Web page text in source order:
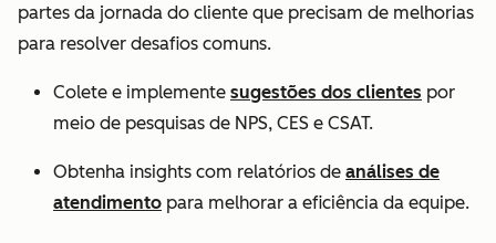
partes da jornada do cliente que precisam de melhorias
para resolver desafios comuns.
Colete e implemente sugestões dos clientes por
meio de pesquisas de NPS, CES e CSAT.
Obtenha insights com relatórios de análises de
atendimento para melhorar a eficiência da equipe.